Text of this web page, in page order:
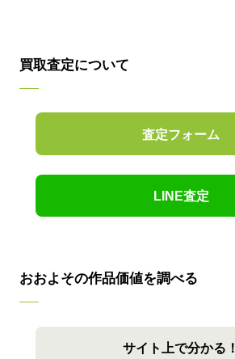
買取査定について
査定フォーム
LINE査定
おおよその作品価値を調べる
サイト上で分かる！